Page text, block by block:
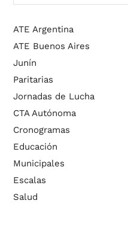
ATE Argentina
ATE Buenos Aires
Junín
Paritarias
Jornadas de Lucha
CTA Autónoma
Cronogramas
Educación
Municipales
Escalas
Salud